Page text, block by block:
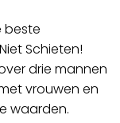
beste
Schieten!
drie mannen
vrouwen en
waarden.